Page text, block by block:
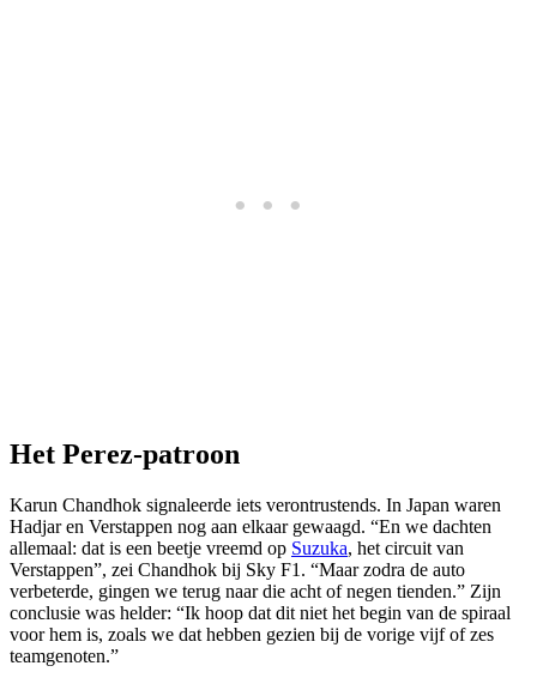
Het Perez-patroon
Karun Chandhok signaleerde iets verontrustends. In Japan waren
Hadjar en Verstappen nog aan elkaar gewaagd. “En we dachten
allemaal: dat is een beetje vreemd op Suzuka, het circuit van
Verstappen”, zei Chandhok bij Sky F1. “Maar zodra de auto
verbeterde, gingen we terug naar die acht of negen tienden.” Zijn
conclusie was helder: “Ik hoop dat dit niet het begin van de spiraal
voor hem is, zoals we dat hebben gezien bij de vorige vijf of zes
teamgenoten.”